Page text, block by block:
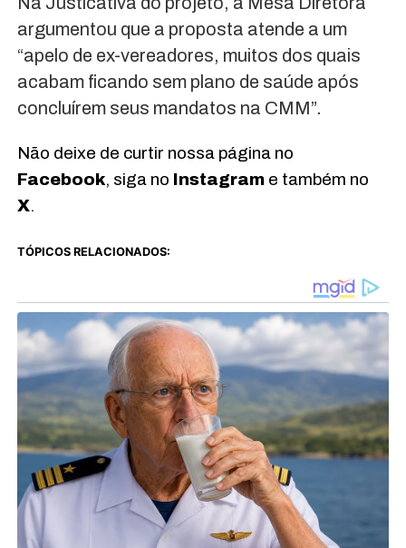
argumentou que a proposta atende a um
“apelo de ex-vereadores, muitos dos quais
acabam ficando sem plano de saúde após
concluírem seus mandatos na CMM”.
Não deixe de curtir nossa página no
Facebook, siga no Instagrame também no
X.
TÓPICOS RELACIONADOS: